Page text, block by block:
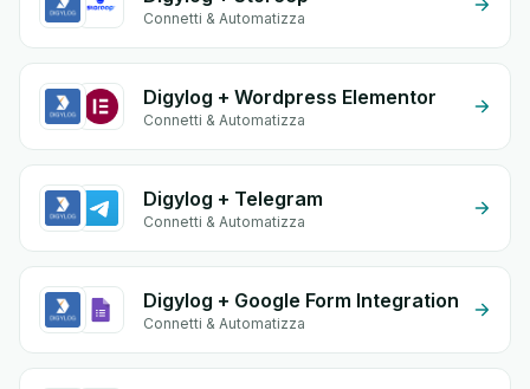
Connetti & Automatizza
Digylog + Wordpress Elementor
Connetti & Automatizza
Digylog + Telegram
Connetti & Automatizza
Digylog + Google Form Integration
Connetti & Automatizza